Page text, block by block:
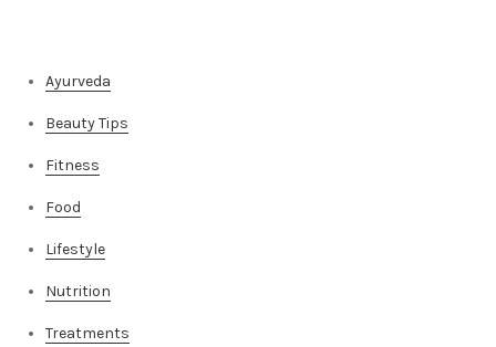
Ayurveda
Beauty Tips
Fitness
Food
Lifestyle
Nutrition
Treatments